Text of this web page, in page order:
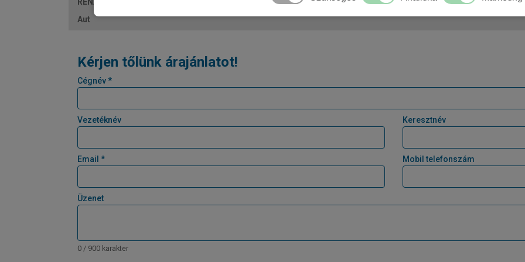
RENAULT Clio ferdehatu 1.8 E-Tech Hybrid esprit Alpine
Aut
109 LE hybrid automata 5 fő
Kérjen tőlünk árajánlatot!
Cégnév *
Vezetéknév Keresztnév
Email * Mobil telefonszám
Üzenet
0 / 900 karakter